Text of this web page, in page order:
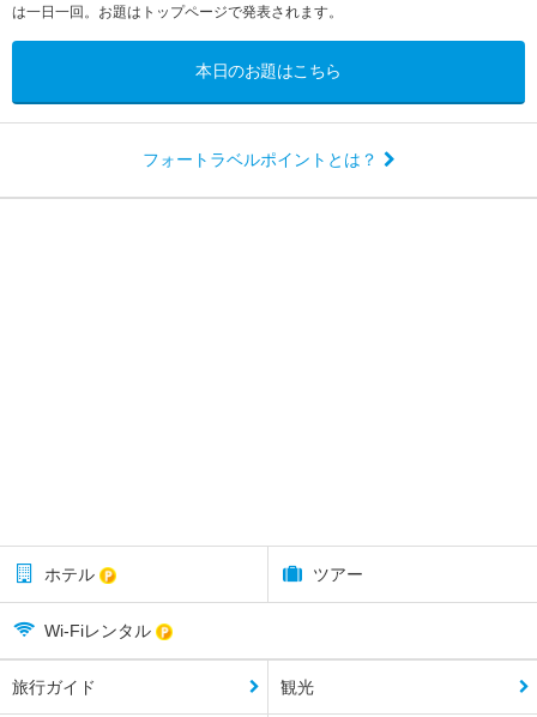
は一日一回。お題はトップページで発表されます。
本日のお題はこちら
フォートラベルポイントとは？
ホテル ツアー
Wi-Fiレンタル
旅行ガイド 観光